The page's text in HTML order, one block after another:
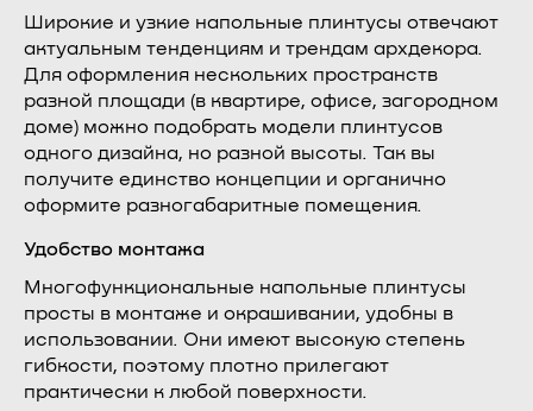
Широкие и узкие напольные плинтусы отвечают
актуальным тенденциям и трендам архдекора.
Для оформления нескольких пространств
разной площади (в квартире, офисе, загородном
доме) можно подобрать модели плинтусов
одного дизайна, но разной высоты. Так вы
получите единство концепции и органично
оформите разногабаритные помещения.
Удобство монтажа
Многофункциональные напольные плинтусы
просты в монтаже и окрашивании, удобны в
использовании. Они имеют высокую степень
гибкости, поэтому плотно прилегают
практически к любой поверхности.